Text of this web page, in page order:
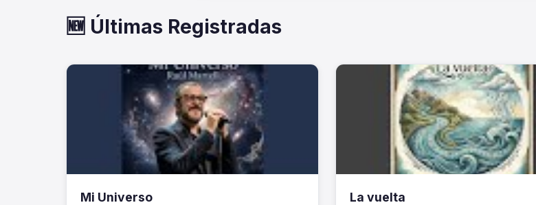
🆕 Últimas Registradas
Mi Universo La vuelta